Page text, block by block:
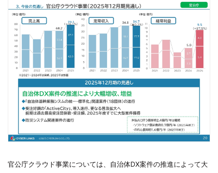
官公庁クラウド事業については、自治体DX案件の推進によって大